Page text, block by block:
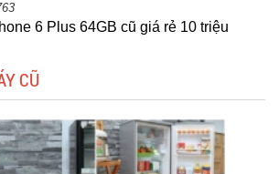
6 Plus 64GB cũ giá rẻ 10 triệu
CŨ